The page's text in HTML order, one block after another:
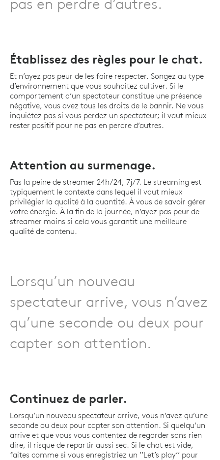
pas en perdre d’autres.
Établissez des règles pour le chat.
Et n’ayez pas peur de les faire respecter. Songez au type
d’environnement que vous souhaitez cultiver. Si le
comportement d’un spectateur constitue une présence
négative, vous avez tous les droits de le bannir. Ne vous
inquiétez pas si vous perdez un spectateur; il vaut mieux
rester positif pour ne pas en perdre d’autres.
Attention au surmenage.
Pas la peine de streamer 24h/24, 7j/7. Le streaming est
typiquement le contexte dans lequel il vaut mieux
privilégier la qualité à la quantité. À vous de savoir gérer
votre énergie. À la fin de la journée, n’ayez pas peur de
streamer moins si cela vous garantit une meilleure
qualité de contenu.
Lorsqu’un nouveau
spectateur arrive, vous n’avez
qu’une seconde ou deux pour
capter son attention.
Continuez de parler.
Lorsqu’un nouveau spectateur arrive, vous n’avez qu’une
seconde ou deux pour capter son attention. Si quelqu’un
arrive et que vous vous contentez de regarder sans rien
dire, il risque de repartir aussi sec. Si le chat est vide,
faites comme si vous enregistriez un ’’Let’s play’’ pour